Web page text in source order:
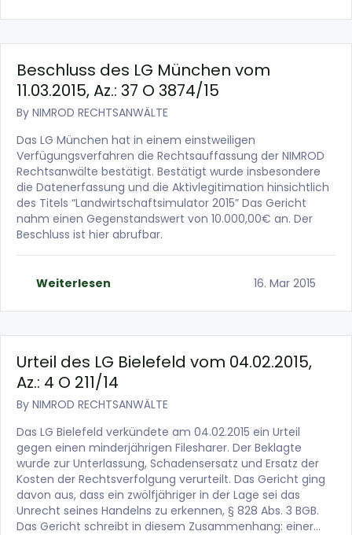
Beschluss des LG München vom
11.03.2015, Az.: 37 O 3874/15
By NIMROD RECHTSANWÄLTE
Das LG München hat in einem einstweiligen
Verfügungsverfahren die Rechtsauffassung der NIMROD
Rechtsanwälte bestätigt. Bestätigt wurde insbesondere
die Datenerfassung und die Aktivlegitimation hinsichtlich
des Titels “Landwirtschaftsimulator 2015” Das Gericht
nahm einen Gegenstandswert von 10.000,00€ an. Der
Beschluss ist hier abrufbar.
Weiterlesen 16. Mar 2015
Urteil des LG Bielefeld vom 04.02.2015,
Az.: 4 O 211/14
By NIMROD RECHTSANWÄLTE
Das LG Bielefeld verkündete am 04.02.2015 ein Urteil
gegen einen minderjährigen Filesharer. Der Beklagte
wurde zur Unterlassung, Schadensersatz und Ersatz der
Kosten der Rechtsverfolgung verurteilt. Das Gericht ging
davon aus, dass ein zwölfjähriger in der Lage sei das
Unrecht seines Handelns zu erkennen, § 828 Abs. 3 BGB.
Das Gericht schreibt in diesem Zusammenhang: einer…